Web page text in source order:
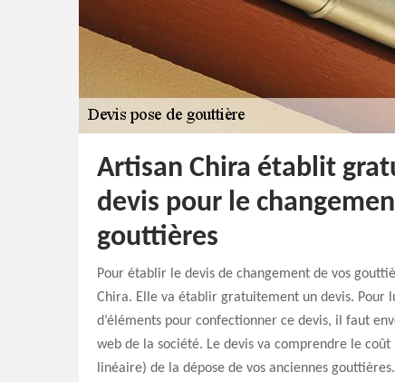
Artisan Chira établit
devis pour le
gouttières
Pour établir le devis de changement de vos
Chira. Elle va établir gratuitement un devis. Pour
d’éléments pour confectionner ce devis, il faut
web de la société. Le devis va comprendre le
linéaire) de la dépose de vos anciennes